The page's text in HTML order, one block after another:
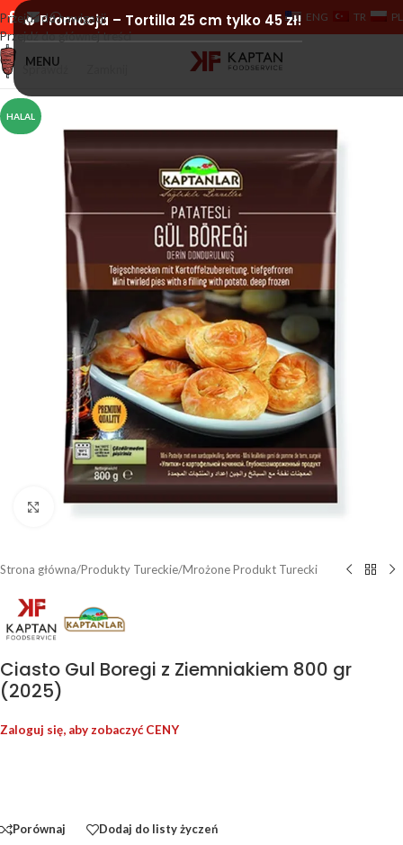
Przejdź do nawigacji
Przejdź do głównej treści
🔥 Promocja – Tortilla 25 cm tylko 45 zł!
Sprawdź
ENG TR PL
MENU
HALAL
Kliknij, aby powiększyć
Strona główna/Produkty Tureckie/Mrożone Produkt Turecki
Ciasto Gul Boregi z Ziemniakiem 800 gr
(2025)
Zaloguj się, aby zobaczyć CENY
Porównaj Dodaj do listy życzeń